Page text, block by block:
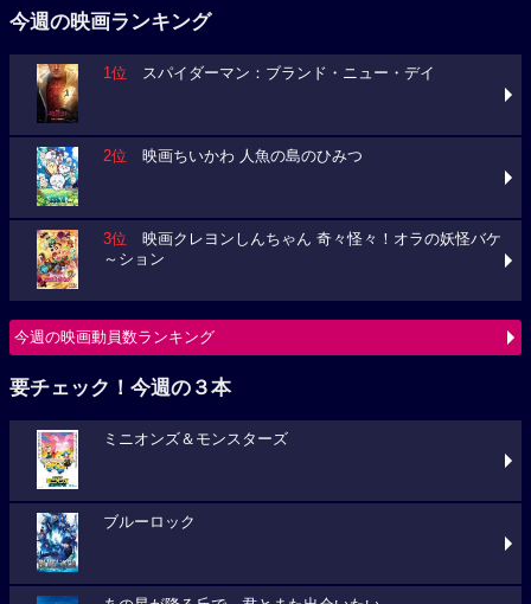
今週の映画ランキング
1位 スパイダーマン：ブランド・ニュー・デイ
2位 映画ちいかわ 人魚の島のひみつ
3位 映画クレヨンしんちゃん 奇々怪々！オラの妖怪バケ
～ション
今週の映画動員数ランキング
要チェック！今週の３本
ミニオンズ＆モンスターズ
ブルーロック